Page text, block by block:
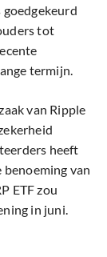
goedgekeurd
tot
termijn.
van Ripple
heeft
van
ETF zou
in juni.